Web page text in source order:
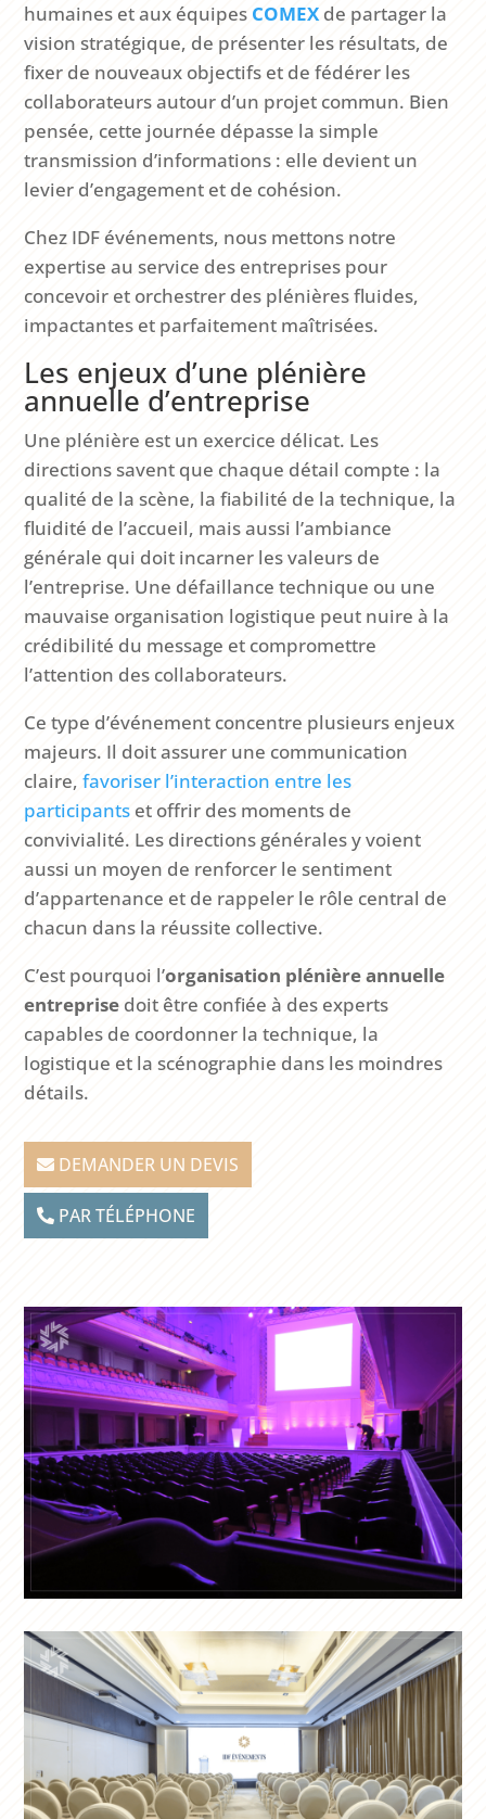
humaines et aux équipes COMEX de partager la
vision stratégique, de présenter les résultats, de
fixer de nouveaux objectifs et de fédérer les
collaborateurs autour d’un projet commun. Bien
pensée, cette journée dépasse la simple
transmission d’informations : elle devient un
levier d’engagement et de cohésion.
Chez IDF événements, nous mettons notre
expertise au service des entreprises pour
concevoir et orchestrer des plénières fluides,
impactantes et parfaitement maîtrisées.
Les enjeux d’une plénière
annuelle d’entreprise
Une plénière est un exercice délicat. Les
directions savent que chaque détail compte : la
qualité de la scène, la fiabilité de la technique, la
fluidité de l’accueil, mais aussi l’ambiance
générale qui doit incarner les valeurs de
l’entreprise. Une défaillance technique ou une
mauvaise organisation logistique peut nuire à la
crédibilité du message et compromettre
l’attention des collaborateurs.
Ce type d’événement concentre plusieurs enjeux
majeurs. Il doit assurer une communication
claire,favoriser l’interaction entre les
participants et offrir des moments de
convivialité. Les directions générales y voient
aussi un moyen de renforcer le sentiment
d’appartenance et de rappeler le rôle central de
chacun dans la réussite collective.
C’est pourquoi l’organisation plénière annuelle
entreprise doit être confiée à des experts
capables de coordonner la technique, la
logistique et la scénographie dans les moindres
détails.
DEMANDER UN DEVIS
PAR TÉLÉPHONE